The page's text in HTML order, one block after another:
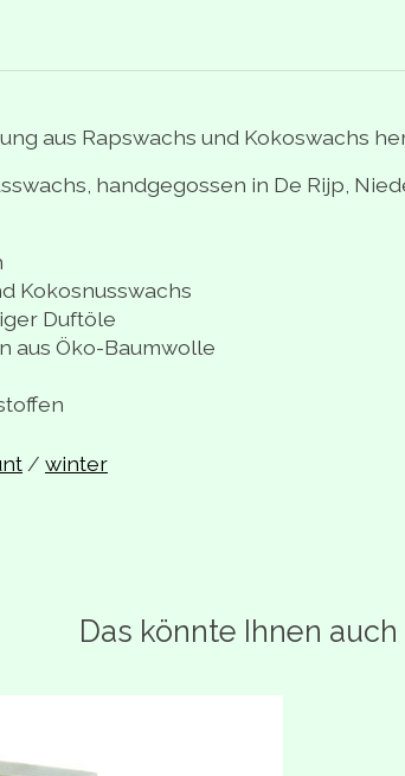
aus Rapswachs und Kokoswachs
handgegossen in De Rijp,
Kokosnusswachs
Duftöle
aus Öko-Baumwolle
/ winter
Das könnte Ihnen